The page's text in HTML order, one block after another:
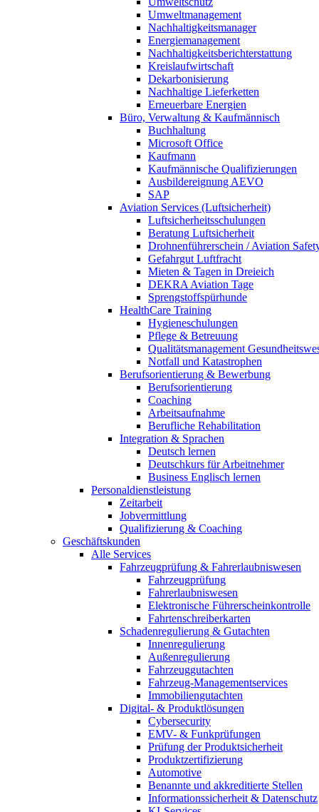
Umweltmanagement
Nachhaltigkeitsmanager
Energiemanagement
Nachhaltigkeitsberichterstattung
Kreislaufwirtschaft
Dekarbonisierung
Nachhaltige Lieferketten
Erneuerbare Energien
Büro, Verwaltung & Kaufmännisch
Buchhaltung
Microsoft Office
Kaufmann
Kaufmännische Qualifizierungen
Ausbildereignung AEVO
SAP
Aviation Services (Luftsicherheit)
Luftsicherheitsschulungen
Beratung Luftsicherheit
Drohnenführerschein / Aviation
Gefahrgut Luftfracht
Mieten & Tagen in Dreieich
DEKRA Aviation Tage
Sprengstoffspürhunde
HealthCare Training
Hygieneschulungen
Pflege & Betreuung
Qualitätsmanagement
Notfall und Katastrophen
Berufsorientierung & Bewerbung
Berufsorientierung
Coaching
Arbeitsaufnahme
Berufliche Rehabilitation
Integration & Sprachen
Deutsch lernen
Deutschkurs für Arbeitnehmer
Business Englisch lernen
Personaldienstleistung
Zeitarbeit
Jobvermittlung
Qualifizierung & Coaching
Geschäftskunden
Alle Services
Fahrzeugprüfung & Fahrerlaubniswesen
Fahrzeugprüfung
Fahrerlaubniswesen
Elektronische Führerscheinkontrolle
Fahrtenschreiberkarten
Schadenregulierung & Gutachten
Innenregulierung
Außenregulierung
Fahrzeuggutachten
Fahrzeug-Managementservices
Immobiliengutachten
Digital- & Produktlösungen
Cybersecurity
EMV- & Funkprüfungen
Prüfung der Produktsicherheit
Produktzertifizierung
Automotive
Benannte und akkreditierte Stellen
Informationssicherheit & Datenschutz